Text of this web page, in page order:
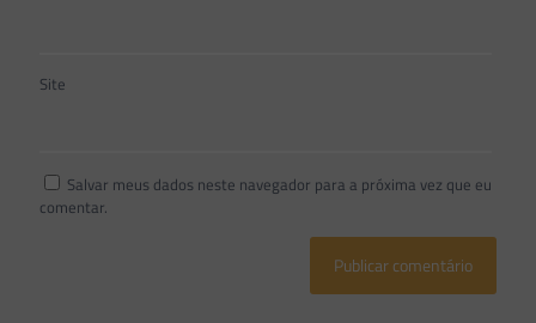
Site
Salvar meus dados neste navegador para a próxima vez que eu
comentar.